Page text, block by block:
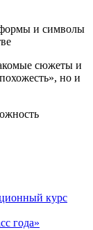
и символы
сюжеты и
но и
курс
года»